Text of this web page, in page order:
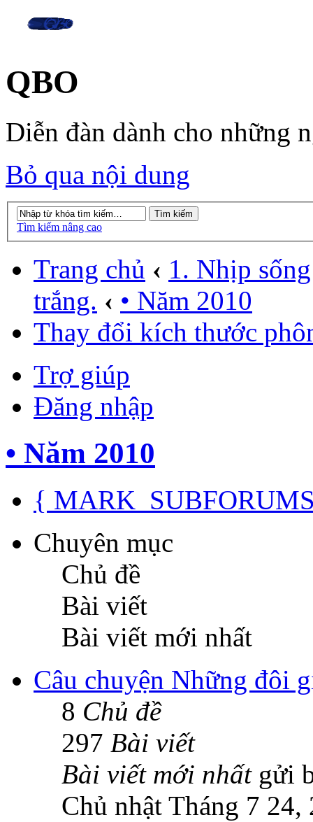
QBO
Diễn đàn dành cho những
Bỏ qua nội dung
Tìm kiếm nâng cao
Trang chủ ‹ 1. Nhịp
trắng. ‹ • Năm 2010
Thay đổi kích thước
Trợ giúp
Đăng nhập
• Năm 2010
{
Chuyên mục
Chủ đề
Bài viết
Bài viết mới nhất
Câu chuyện Những đôi
8 Chủ đề
297 Bài viết
Bài viết mới nhấtgửi
Chủ nhật Tháng 7 24,